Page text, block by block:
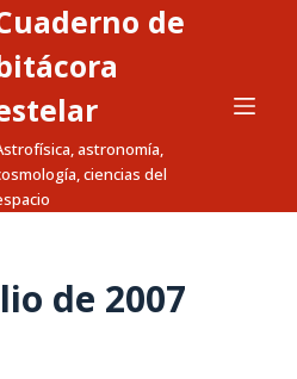
de
astronomía,
ciencias del
de 2007